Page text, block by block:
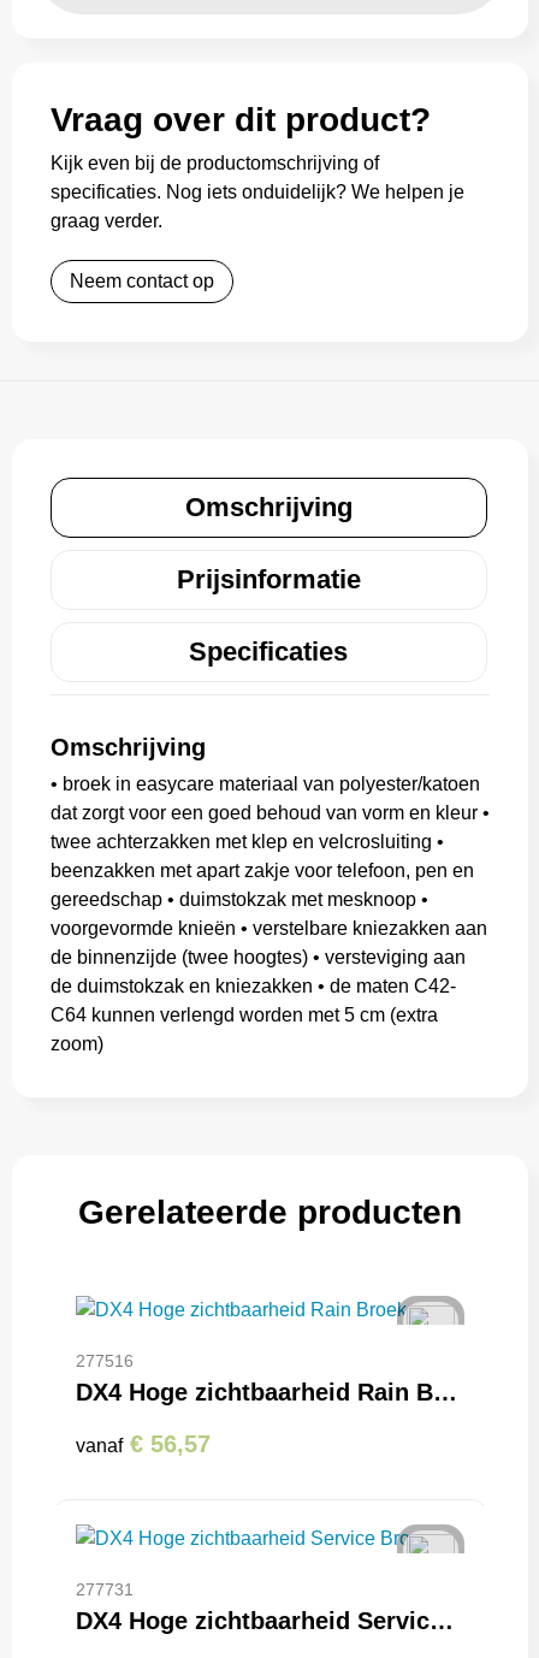
Vraag over dit product?
Kijk even bij de productomschrijving of
specificaties. Nog iets onduidelijk? We helpen je
graag verder.
Neem contact op
Omschrijving
Prijsinformatie
Specificaties
Omschrijving
• broek in easycare materiaal van polyester/katoen
dat zorgt voor een goed behoud van vorm en kleur •
twee achterzakken met klep en velcrosluiting •
beenzakken met apart zakje voor telefoon, pen en
gereedschap • duimstokzak met mesknoop •
voorgevormde knieën • verstelbare kniezakken aan
de binnenzijde (twee hoogtes) • versteviging aan
de duimstokzak en kniezakken • de maten C42-
C64 kunnen verlengd worden met 5 cm (extra
zoom)
Gerelateerde producten
277516
DX4 Hoge zichtbaarheid Rain Broek
vanaf € 56,57
277731
DX4 Hoge zichtbaarheid Service Broek